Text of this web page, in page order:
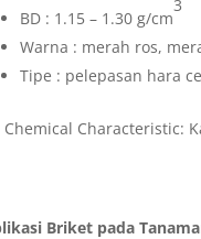
BD : 1.15 – 1.30 g/cm
3
Warna : merah ros,
Tipe : pelepasan hara
Chemical Characteristic:
Briket pada